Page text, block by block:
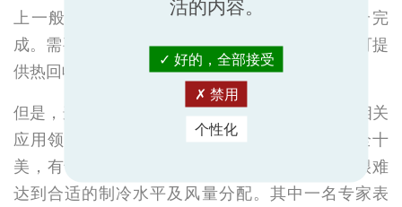
上一般都是由商业空气源热泵或空调/锅炉组合完
成。需要谨记的还有一点，即变制冷剂流量系统可提
供热回收选项，供业主进一步提高能效。
但是，这并不意味着变制冷剂流量就是英国所有相关
应用领域的万能良药，这一系统其实也并非十全十
美，有专家就指出，非冷冻机DX装置有时仍然很难
达到合适的制冷水平及风量分配。其中一名专家表
活的内容。
好的，全部接受
禁用
个性化